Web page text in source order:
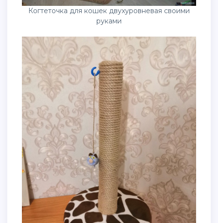
Когтеточка для кошек двухуровневая своими
руками